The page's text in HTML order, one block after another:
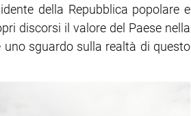
della Repubblica popolare e
discorsi il valore del Paese nella
uno sguardo sulla realtà di questo